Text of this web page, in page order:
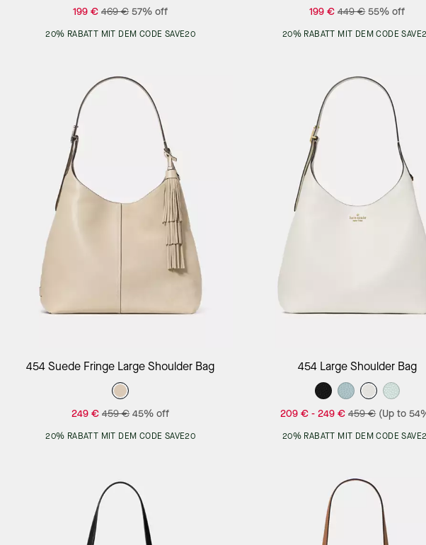
199 € 469 € 57% off
20% RABATT MIT DEM CODE SAVE20
199 € 449 € 55% off
20% RABATT MIT DEM CODE
Add to Bag
454 Suede Fringe Large Shoulder Bag
249 € 459 € 45% off
20% RABATT MIT DEM CODE SAVE20
Add to Bag
454 Large Shoulder Bag
209 € -249 € 459 € (Up to
20% RABATT MIT DEM CODE